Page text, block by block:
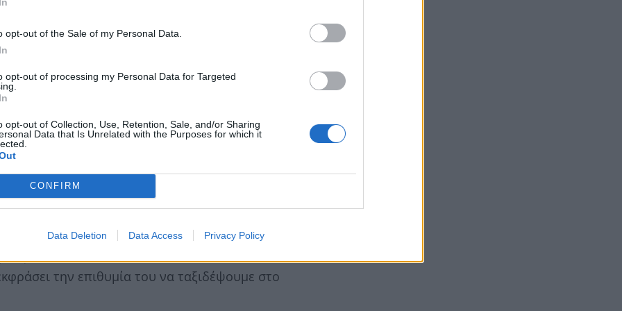
opt-out of the Sale of my Personal Data.
opt-out of processing my Personal Data for Targeted
opt-out of Collection, Use, Retention, Sale, and/or Sharing
Data that Is Unrelated with the Purposes for which it
CONFIRM
Data Deletion Data Access Privacy Policy
μάθαμε να φυλαγόμαστε. «
Τι τη θες μωρές
την επιθυμία του να ταξιδέψουμε στο